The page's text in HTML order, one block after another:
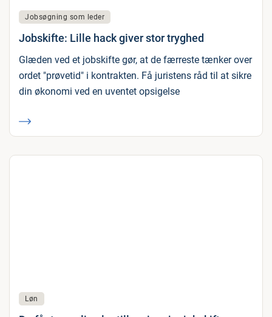
Jobsøgning som leder
Jobskifte: Lille hack giver stor tryghed
Glæden ved et jobskifte gør, at de færreste tænker over
ordet "prøvetid" i kontrakten. Få juristens råd til at sikre
din økonomi ved en uventet opsigelse
Løn